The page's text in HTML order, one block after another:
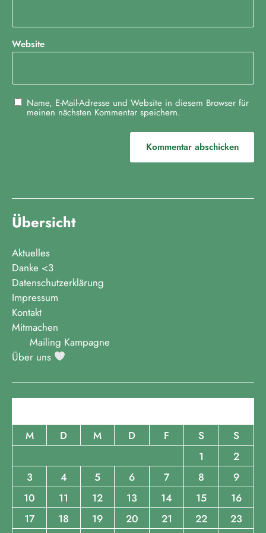
a
t
o
n
Website
Name, E-Mail-Adresse und Website in diesem Browser für
meinen nächsten Kommentar speichern.
Übersicht
Aktuelles
Danke <3
Datenschutzerklärung
Impressum
Kontakt
Mitmachen
Mailing Kampagne
Über uns
M
D M D F S
S
1
2
3
4 5 6 7 8
9
10
11 12 13 14 15
16
17
18 19 20 21 22
23